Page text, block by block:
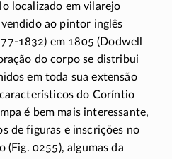
localizado em vilarejo
ao pintor inglês
1832) em 1805 (Dodwell
do corpo se distribui
em toda sua extensão
do Coríntio
é bem mais interessante,
de figuras e inscrições no
(Fig. 0255), algumas da